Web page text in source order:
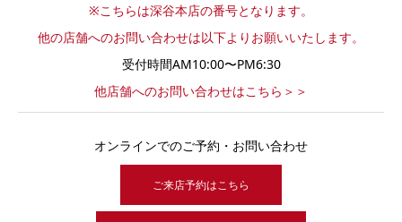
※こちらは深谷本店の番号となります。
他の店舗へのお問い合わせは以下よりお願いいたします。
受付時間AM10:00〜PM6:30
他店舗へのお問い合わせはこちら＞＞
オンラインでのご予約・お問い合わせ
ご来店予約はこちら